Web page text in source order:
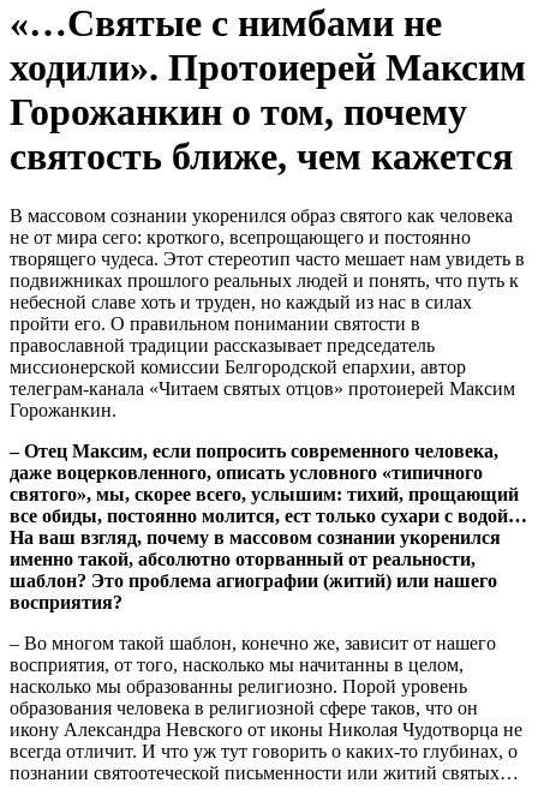
«…Святые с нимбами не
ходили». Протоиерей Максим
Горожанкин о том, почему
святость ближе, чем кажется
В массовом сознании укоренился образ святого как человека
не от мира сего: кроткого, всепрощающего и постоянно
творящего чудеса. Этот стереотип часто мешает нам увидеть в
подвижниках прошлого реальных людей и понять, что путь к
небесной славе хоть и труден, но каждый из нас в силах
пройти его. О правильном понимании святости в
православной традиции рассказывает председатель
миссионерской комиссии Белгородской епархии, автор
телеграм-канала «Читаем святых отцов» протоиерей Максим
Горожанкин.
– Отец Максим, если попросить современного человека,
даже воцерковленного, описать условного «типичного
святого», мы, скорее всего, услышим: тихий, прощающий
все обиды, постоянно молится, ест только сухари с водой…
На ваш взгляд, почему в массовом сознании укоренился
именно такой, абсолютно оторванный от реальности,
шаблон? Это проблема агиографии (житий) или нашего
восприятия?
– Во многом такой шаблон, конечно же, зависит от нашего
восприятия, от того, насколько мы начитанны в целом,
насколько мы образованны религиозно. Порой уровень
образования человека в религиозной сфере таков, что он
икону Александра Невского от иконы Николая Чудотворца не
всегда отличит. И что уж тут говорить о каких-то глубинах, о
познании святоотеческой письменности или житий святых…